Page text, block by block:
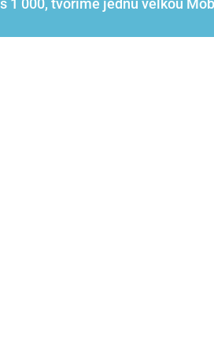
1 000, tvoříme jednu velkou